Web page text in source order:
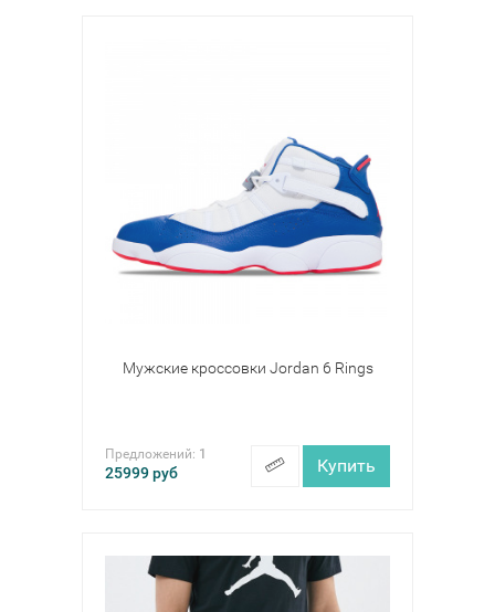
Мужские кроссовки Jordan 6 Rings
Предложений: 1
25999руб Купить